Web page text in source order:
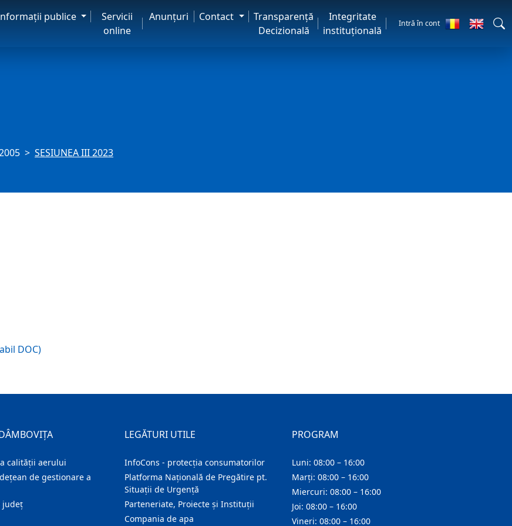
publice
Servicii
online
Anunţuri Contact
Transparență
Decizională
Integritate
instituțională
Intră în cont
SESIUNEA III 2023
DOC)
calității aerului
de gestionare a
judeţ
LEGĂTURI UTILE
InfoCons - protecția consumatorilor
Platforma Națională de Pregătire pt.
Situații de Urgență
Parteneriate, Proiecte și Instituții
Compania de apa
PROGRAM
Luni: 08:00 – 16:00
Marți: 08:00 – 16:00
Miercuri: 08:00 – 16:00
Joi: 08:00 – 16:00
Vineri: 08:00 – 16:00